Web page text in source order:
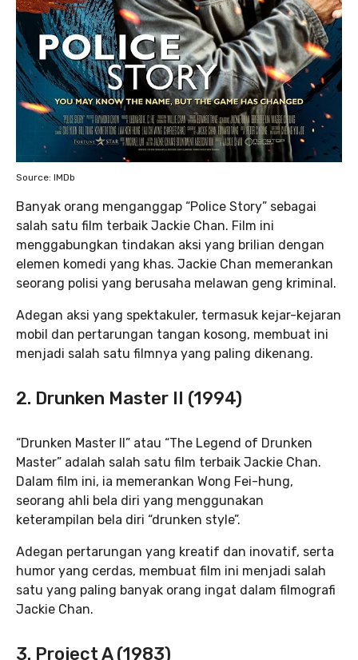
Source: IMDb
Banyak orang menganggap “Police Story” sebagai
salah satu film terbaik Jackie Chan. Film ini
menggabungkan tindakan aksi yang brilian dengan
elemen komedi yang khas. Jackie Chan memerankan
seorang polisi yang berusaha melawan geng kriminal.
Adegan aksi yang spektakuler, termasuk kejar-kejaran
mobil dan pertarungan tangan kosong, membuat ini
menjadi salah satu filmnya yang paling dikenang.
2. Drunken Master II (1994)
“Drunken Master II” atau “The Legend of Drunken
Master” adalah salah satu film terbaik Jackie Chan.
Dalam film ini, ia memerankan Wong Fei-hung,
seorang ahli bela diri yang menggunakan
keterampilan bela diri “drunken style”.
Adegan pertarungan yang kreatif dan inovatif, serta
humor yang cerdas, membuat film ini menjadi salah
satu yang paling banyak orang ingat dalam filmografi
Jackie Chan.
3. Project A (1983)